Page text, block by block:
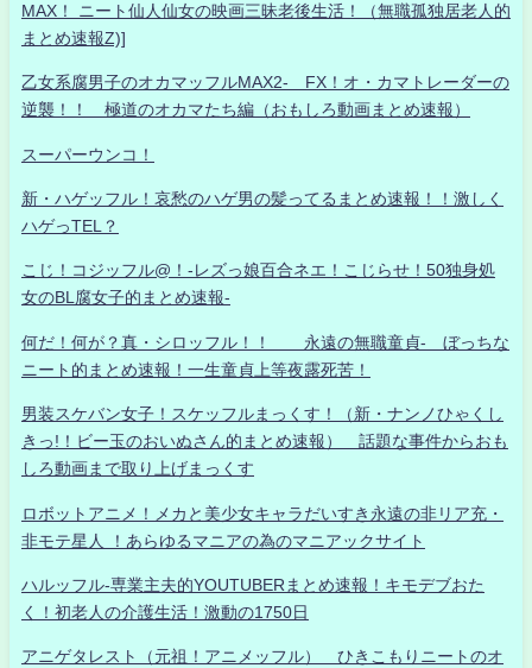
MAX！ ニート仙人仙女の映画三昧老後生活！（無職孤独居老人的
まとめ速報Z)]
乙女系腐男子のオカマッフルMAX2- FX！オ・カマトレーダーの
逆襲！！ 極道のオカマたち編（おもしろ動画まとめ速報）
スーパーウンコ！
新・ハゲッフル！哀愁のハゲ男の髪ってるまとめ速報！！激しく
ハゲっTEL？
こじ！コジッフル@！-レズっ娘百合ネエ！こじらせ！50独身処
女のBL腐女子的まとめ速報-
何だ！何が？真・シロッフル！！ 永遠の無職童貞- ぼっちな
ニート的まとめ速報！一生童貞上等夜露死苦！
男装スケバン女子！スケッフルまっくす！（新・ナンノひゃくし
きっ!！ビー玉のおいぬさん的まとめ速報） 話題な事件からおも
しろ動画まで取り上げまっくす
ロボットアニメ！メカと美少女キャラだいすき永遠の非リア充・
非モテ星人 ！あらゆるマニアの為のマニアックサイト
ハルッフル-専業主夫的YOUTUBERまとめ速報！キモデブおた
く！初老人の介護生活！激動の1750日
アニゲタレスト（元祖！アニメッフル） ひきこもりニートのオ